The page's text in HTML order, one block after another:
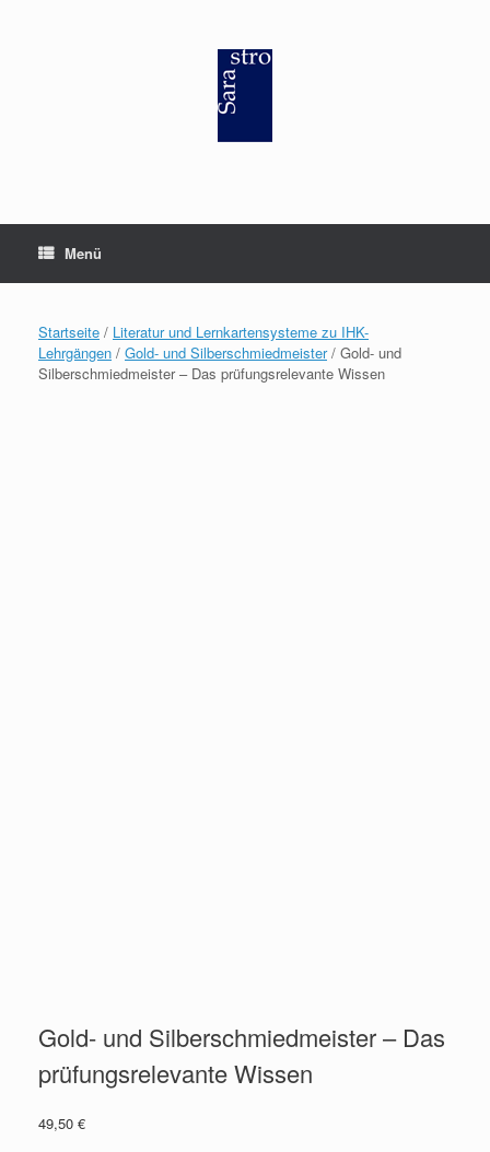
Menü
Startseite / Literatur und Lernkartensysteme zu IHK-
Lehrgängen / Gold- und Silberschmiedmeister/ Gold- und
Silberschmiedmeister – Das prüfungsrelevante Wissen
Gold- und Silberschmiedmeister – Das
prüfungsrelevante Wissen
49,50 €